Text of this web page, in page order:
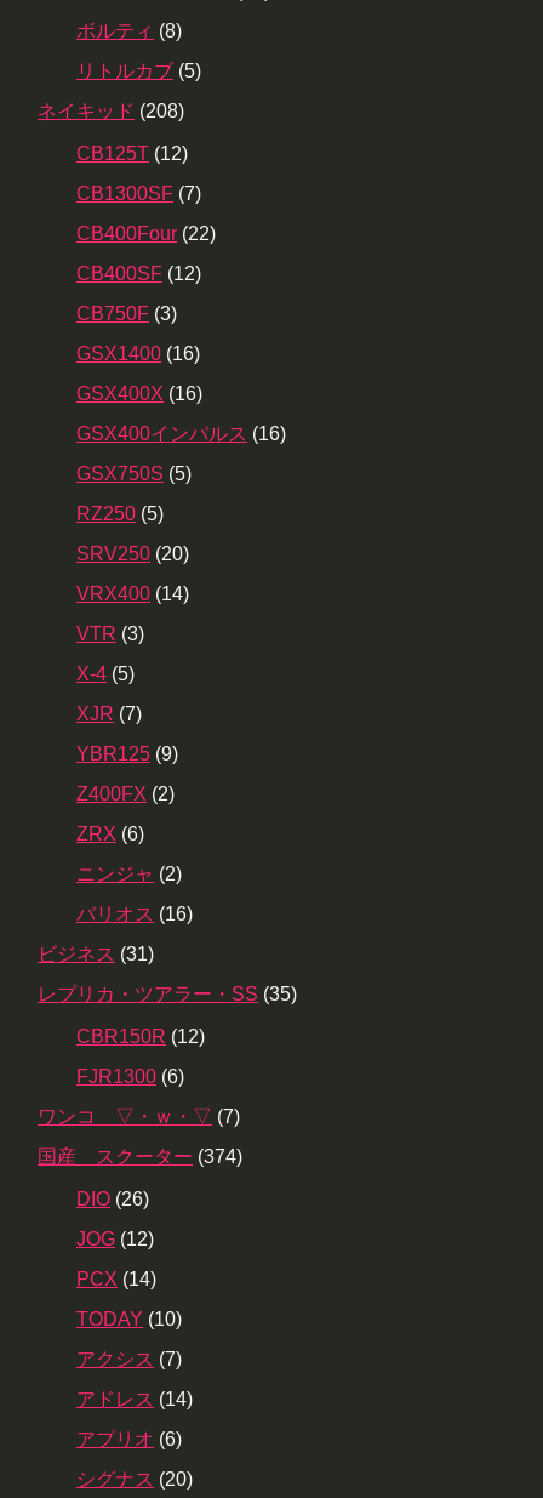
ボルティ (8)
リトルカブ (5)
ネイキッド (208)
CB125T (12)
CB1300SF (7)
CB400Four (22)
CB400SF (12)
CB750F (3)
GSX1400 (16)
GSX400X (16)
GSX400インパルス (16)
GSX750S (5)
RZ250 (5)
SRV250 (20)
VRX400 (14)
VTR (3)
X-4 (5)
XJR (7)
YBR125 (9)
Z400FX (2)
ZRX (6)
ニンジャ (2)
バリオス (16)
ビジネス (31)
レプリカ・ツアラー・SS (35)
CBR150R (12)
FJR1300 (6)
ワンコ ▽・ｗ・▽ (7)
国産 スクーター (374)
DIO (26)
JOG (12)
PCX (14)
TODAY (10)
アクシス (7)
アドレス (14)
アプリオ (6)
シグナス (20)